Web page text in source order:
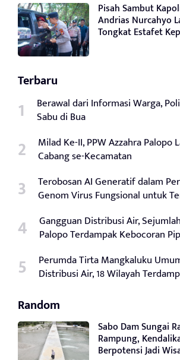
Pisah Sambut
Andrias Nurcahyo
Tongkat Estafet
Terbaru
Berawal dari Informasi Warga,
Sabu di Bua
Milad Ke-II, PPW Azzahra Palopo
Cabang se-Kecamatan
Terobosan AI Generatif dalam
Genom Virus Fungsional untuk
Gangguan Distribusi Air,
Palopo Terdampak Kebocoran
Perumda Tirta Mangkaluku
Distribusi Air, 18 Wilayah
Random
Sabo Dam Sungai
Rampung,
Berpotensi Jadi